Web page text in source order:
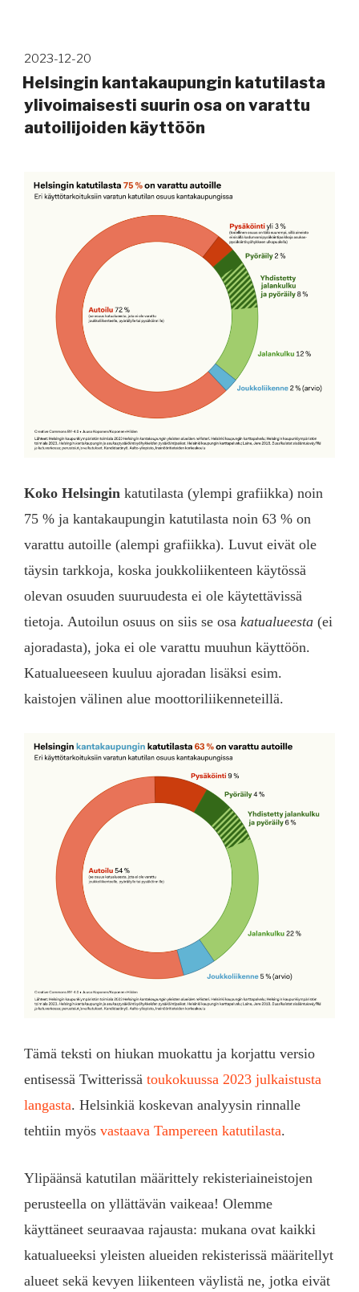
Julkaistu
2023-12-20
Helsingin kantakaupungin katutilasta
ylivoimaisesti suurin osa on varattu
autoilijoiden käyttöön
Koko Helsingin katutilasta (ylempi grafiikka) noin
75 % ja kantakaupungin katutilasta noin 63 % on
varattu autoille (alempi grafiikka). Luvut eivät ole
täysin tarkkoja, koska joukkoliikenteen käytössä
olevan osuuden suuruudesta ei ole käytettävissä
tietoja. Autoilun osuus on siis se osa katualueesta (ei
ajoradasta), joka ei ole varattu muuhun käyttöön.
Katualueeseen kuuluu ajoradan lisäksi esim.
kaistojen välinen alue moottoriliikenneteillä.
Tämä teksti on hiukan muokattu ja korjattu versio
entisessä Twitterissä toukokuussa 2023 julkaistusta
langasta. Helsinkiä koskevan analyysin rinnalle
tehtiin myös vastaava Tampereen katutilasta.
Ylipäänsä katutilan määrittely rekisteriaineistojen
perusteella on yllättävän vaikeaa! Olemme
käyttäneet seuraavaa rajausta: mukana ovat kaikki
katualueeksi yleisten alueiden rekisterissä määritellyt
alueet sekä kevyen liikenteen väylistä ne, jotka eivät